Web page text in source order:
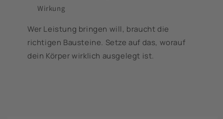
Wirkung
Wer Leistung bringen will, braucht die
richtigen Bausteine. Setze auf das, worauf
dein Körper wirklich ausgelegt ist.